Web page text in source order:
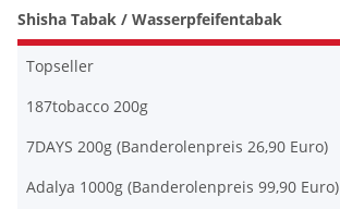
Shisha Tabak / Wasserpfeifentabak
Topseller
187tobacco 200g
7DAYS 200g (Banderolenpreis 26,90 Euro)
Adalya 1000g (Banderolenpreis 99,90 Euro)